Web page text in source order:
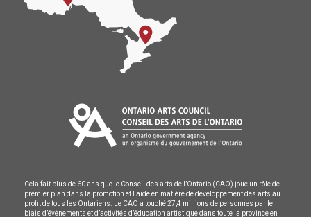
Cela fait plus de 60 ans que le Conseil des arts de l’Ontario (CAO) joue un rôle de
premier plan dans la promotion et l'aide en matière de développement des arts au
profit de tous les Ontariens. Le CAO a touché 27,4 millions de personnes par le
biais d’évènements et d’activités d’éducation artistique dans toute la province en